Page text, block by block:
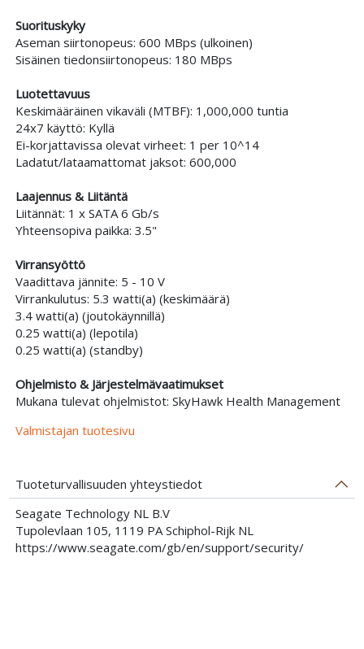
Suorituskyky
Aseman siirtonopeus: 600 MBps (ulkoinen)
Sisäinen tiedonsiirtonopeus: 180 MBps
Luotettavuus
Keskimääräinen vikaväli (MTBF): 1,000,000 tuntia
24x7 käyttö: Kyllä
Ei-korjattavissa olevat virheet: 1 per 10^14
Ladatut/lataamattomat jaksot: 600,000
Laajennus & Liitäntä
Liitännät: 1 x SATA 6 Gb/s
Yhteensopiva paikka: 3.5"
Virransyöttö
Vaadittava jännite: 5 - 10 V
Virrankulutus: 5.3 watti(a) (keskimäärä)
3.4 watti(a) (joutokäynnillä)
0.25 watti(a) (lepotila)
0.25 watti(a) (standby)
Ohjelmisto & Järjestelmävaatimukset
Mukana tulevat ohjelmistot: SkyHawk Health Management
Valmistajan tuotesivu
Tuoteturvallisuuden yhteystiedot
Seagate Technology NL B.V
Tupolevlaan 105, 1119 PA Schiphol-Rijk NL
https://www.seagate.com/gb/en/support/security/